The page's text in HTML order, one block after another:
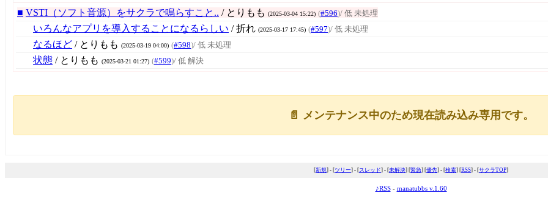
■ VSTI（ソフト音源）をサクラで鳴らすこと.. / とりもも (2025-03-04 15:22) (#596)/ 低 未処理
いろんなアプリを導入することになるらしい / 折れ (2025-03-17 17:45) (#597)/ 低 未処理
なるほど / とりもも (2025-03-19 04:00) (#598)/ 低 未処理
状態 / とりもも (2025-03-21 01:27) (#599)/ 低 解決
📄 メンテナンス中のため現在読み込み専用です。
[新規] - [ツリー] - [スレッド] - [未解決] [緊急] [優先] - [検索] [RSS] - [サクラTOP]
♪RSS- manatubbs v.1.60